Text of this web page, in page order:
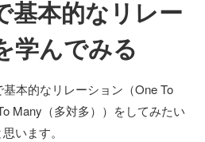
基本的なリレー
学んでみる
基本的なリレーション（One To
Many（多対多））をしてみたい
思います。